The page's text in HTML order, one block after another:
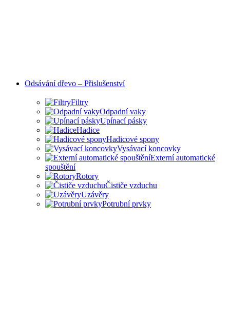
Odsávání dřevo – Přislušenství
Filtry
Odpadní vaky
Upínací pásky
Hadice
Hadicové spony
Vysávací koncovky
Externí automatické
spouštění
Rotory
Čističe vzduchu
Uzávěry
Potrubní prvky